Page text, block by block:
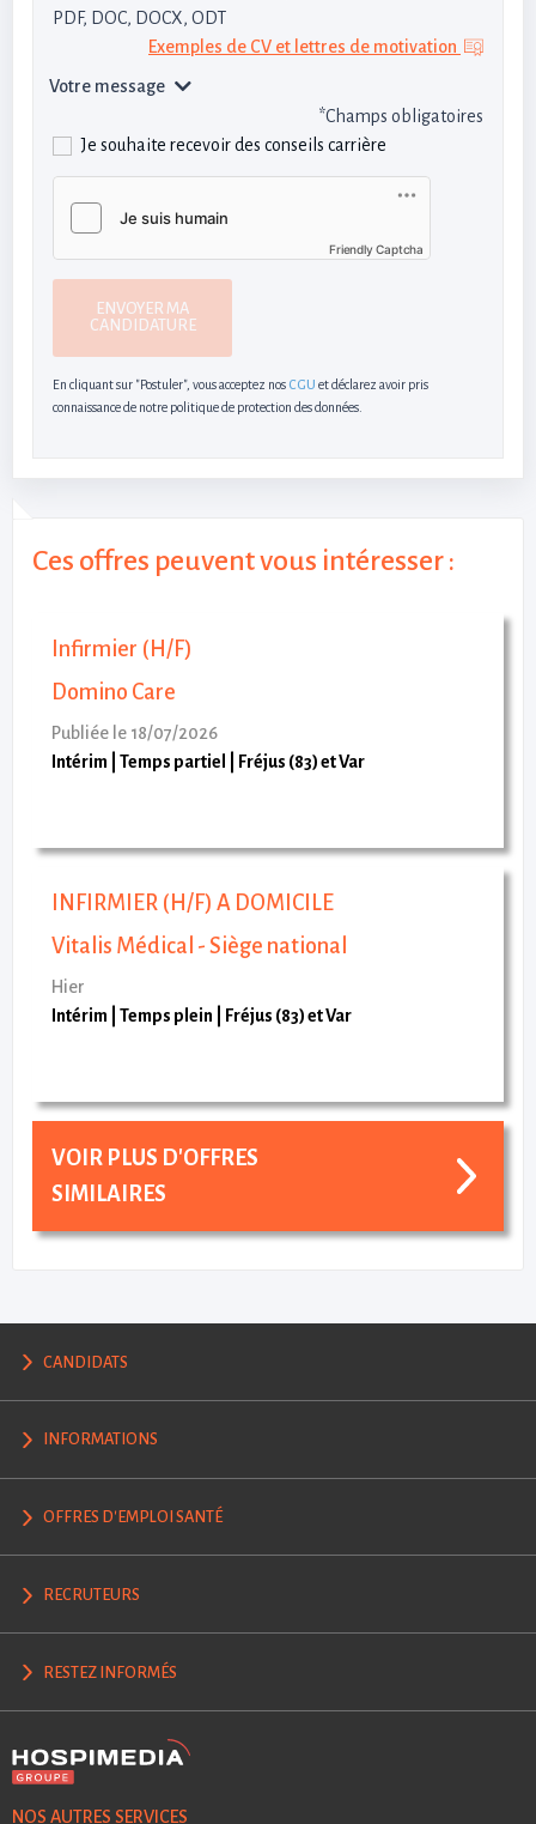
PDF, DOC, DOCX, ODT
Exemples de CV et lettres de motivation
Votre message
*Champs obligatoires
Je souhaite recevoir des conseils carrière
Friendly Captcha
ENVOYER MA
CANDIDATURE
En cliquant sur "Postuler", vous acceptez nos CGU et déclarez avoir pris
connaissance de notre politique de protection des données.
Ces offres peuvent vous intéresser :
Infirmier (H/F)
Domino Care
Publiée le 18/07/2026
Intérim
Temps partiel Fréjus (83) et Var
INFIRMIER (H/F) A DOMICILE
Vitalis Médical - Siège national
Hier
Intérim
Temps plein Fréjus (83) et Var
VOIR PLUS D'OFFRES
SIMILAIRES
CANDIDATS
INFORMATIONS
OFFRES D'EMPLOI SANTÉ
RECRUTEURS
RESTEZ INFORMÉS
NOS AUTRES SERVICES